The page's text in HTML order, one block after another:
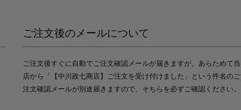
ご注文後のメールについて
ご注文後すぐに自動でご注文確認メールが届きますが、あらためて当
店から「【中川政七商店】ご注文を受け付けました」という件名のご
注文確認メールが別途届きますので、そちらを必ずご確認ください。